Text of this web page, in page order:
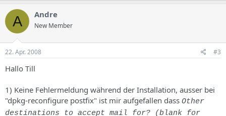
A Andre
New Member
22. Apr. 2008 #3
Hallo Till
1) Keine Fehlermeldung während der Installation, ausser bei
"dpkg-reconfigure postfix" ist mir aufgefallen dass Other
destinations to accept mail for? (blank for